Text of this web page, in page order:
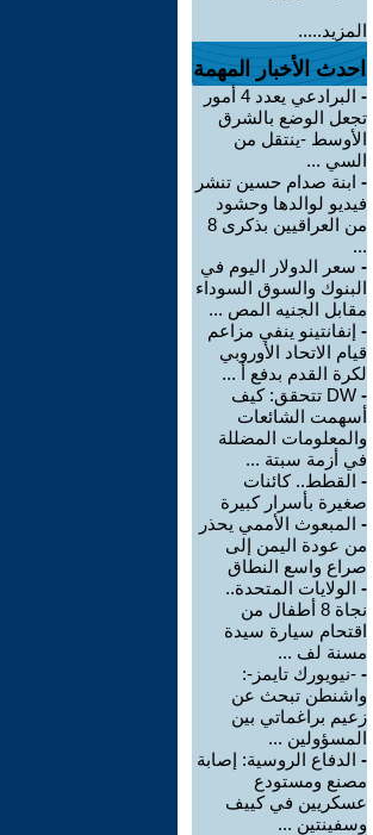
المزيد.....
احدث الأخبار المهمة
-
البرادعي يعدد 4 أمور
تجعل الوضع بالشرق
الأوسط -ينتقل من
السي ...
- ابنة صدام حسين تنشر
فيديو لوالدها وحشود
من العراقيين بذكرى 8
...
- سعر الدولار اليوم في
البنوك والسوق السوداء
مقابل الجنيه المص ...
- إنفانتينو ينفي مزاعم
قيام الاتحاد الأوروبي
لكرة القدم بدفع أ ...
-
DW تتحقق: كيف
أسهمت الشائعات
والمعلومات المضللة
في أزمة سبتة ...
- القطط.. كائنات
صغيرة بأسرار كبيرة
- المبعوث الأممي يحذر
من عودة اليمن إلى
صراع واسع النطاق
- الولايات المتحدة..
نجاة 8 أطفال من
اقتحام سيارة سيدة
مسنة لف ...
- -نيويورك تايمز-:
واشنطن تبحث عن
زعيم براغماتي بين
المسؤولين ...
- الدفاع الروسية: إصابة
مصنع ومستودع
عسكريين في كييف
وسفينتين ...